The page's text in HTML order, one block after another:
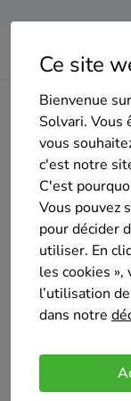
Ce site
Bienvenue
Solvari. Vous
vous
c'est notre
C'est
Vous pouvez
pour décider
utiliser. En
les cookies »,
l’utilisation
dans notre
Home Isolation
Salto-Renov
Salto-Renov
Sélectionné 11 fois
/5
Salto-Renov,